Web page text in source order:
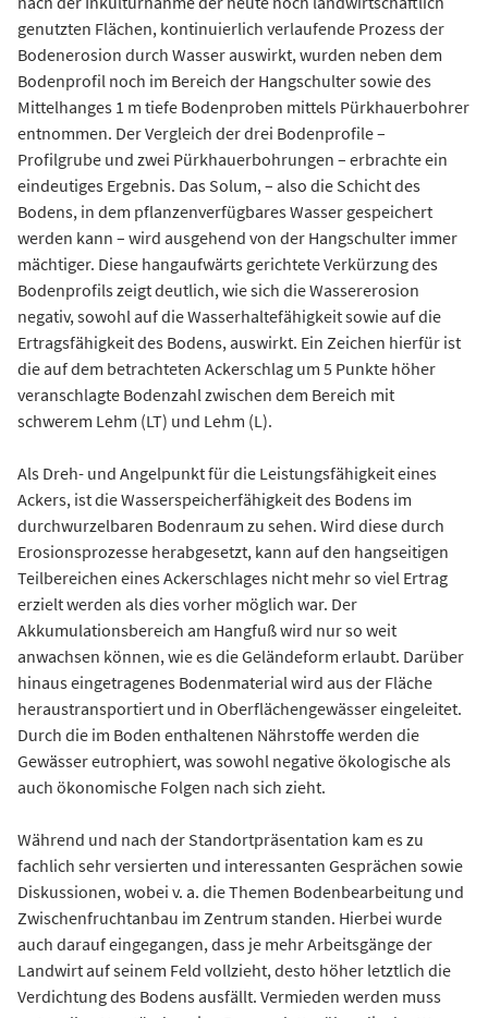
genutzten Flächen, kontinuierlich verlaufende Prozess der
Bodenerosion durch Wasser auswirkt, wurden neben dem
Bodenprofil noch im Bereich der Hangschulter sowie des
Mittelhanges 1 m tiefe Bodenproben mittels Pürkhauerbohrer
entnommen. Der Vergleich der drei Bodenprofile –
Profilgrube und zwei Pürkhauerbohrungen – erbrachte ein
eindeutiges Ergebnis. Das Solum, – also die Schicht des
Bodens, in dem pflanzenverfügbares Wasser gespeichert
werden kann – wird ausgehend von der Hangschulter immer
mächtiger. Diese hangaufwärts gerichtete Verkürzung des
Bodenprofils zeigt deutlich, wie sich die Wassererosion
negativ, sowohl auf die Wasserhaltefähigkeit sowie auf die
Ertragsfähigkeit des Bodens, auswirkt. Ein Zeichen hierfür ist
die auf dem betrachteten Ackerschlag um 5 Punkte höher
veranschlagte Bodenzahl zwischen dem Bereich mit
schwerem Lehm (LT) und Lehm (L).
Als Dreh- und Angelpunkt für die Leistungsfähigkeit eines
Ackers, ist die Wasserspeicherfähigkeit des Bodens im
durchwurzelbaren Bodenraum zu sehen. Wird diese durch
Erosionsprozesse herabgesetzt, kann auf den hangseitigen
Teilbereichen eines Ackerschlages nicht mehr so viel Ertrag
erzielt werden als dies vorher möglich war. Der
Akkumulationsbereich am Hangfuß wird nur so weit
anwachsen können, wie es die Geländeform erlaubt. Darüber
hinaus eingetragenes Bodenmaterial wird aus der Fläche
heraustransportiert und in Oberflächengewässer eingeleitet.
Durch die im Boden enthaltenen Nährstoffe werden die
Gewässer eutrophiert, was sowohl negative ökologische als
auch ökonomische Folgen nach sich zieht.
Während und nach der Standortpräsentation kam es zu
fachlich sehr versierten und interessanten Gesprächen sowie
Diskussionen, wobei v. a. die Themen Bodenbearbeitung und
Zwischenfruchtanbau im Zentrum standen. Hierbei wurde
auch darauf eingegangen, dass je mehr Arbeitsgänge der
Landwirt auf seinem Feld vollzieht, desto höher letztlich die
Verdichtung des Bodens ausfällt. Vermieden werden muss